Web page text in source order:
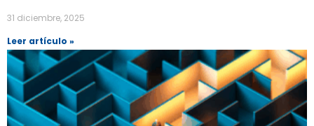
31 diciembre, 2025
Leer artículo »